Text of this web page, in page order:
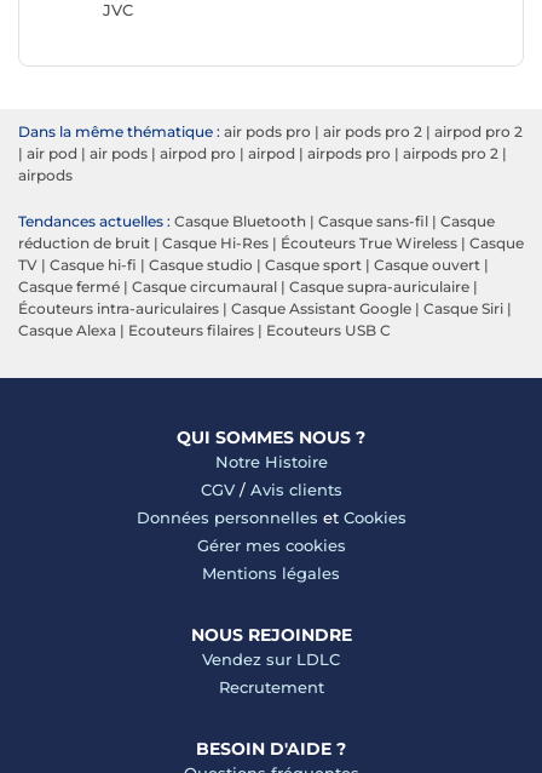
JVC
Dans la même thématique : air pods pro | air pods pro 2 | airpod pro 2
| air pod | air pods | airpod pro | airpod | airpods pro | airpods pro 2 |
airpods
Tendances actuelles : Casque Bluetooth | Casque sans-fil | Casque
réduction de bruit | Casque Hi-Res | Écouteurs True Wireless | Casque
TV | Casque hi-fi | Casque studio | Casque sport | Casque ouvert |
Casque fermé | Casque circumaural | Casque supra-auriculaire |
Écouteurs intra-auriculaires | Casque Assistant Google | Casque Siri |
Casque Alexa | Ecouteurs filaires | Ecouteurs USB C
QUI SOMMES NOUS ?
Notre Histoire
CGV/ Avis clients
Données personnelles et Cookies
Gérer mes cookies
Mentions légales
NOUS REJOINDRE
Vendez sur LDLC
Recrutement
BESOIN D'AIDE ?